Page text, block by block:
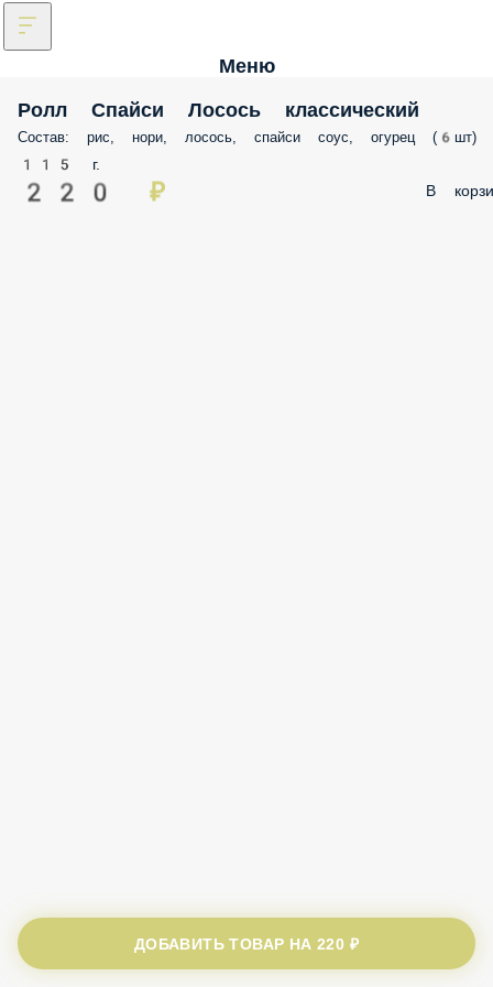
Меню
Ролл Спайси Лосось классический
Состав: рис, нори, лосось, спайси соус, огурец (6шт)
115 г.
220 ₽ В
ДОБАВИТЬ ТОВАР НА220 ₽